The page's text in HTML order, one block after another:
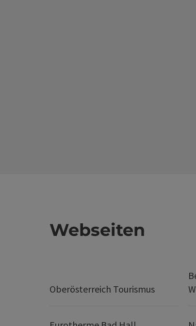
Webseiten
Oberösterreich Tourismus